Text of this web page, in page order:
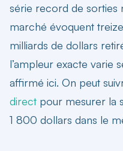
série record de sorties
marché évoquent
milliards de dollars
l’ampleur exacte varie
affirmé ici. On peut
direct pour mesurer la
1 800 dollars dans le